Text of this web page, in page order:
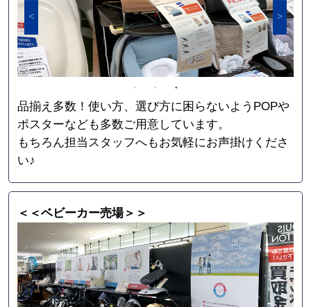
品揃え多数！使い方、選び方に困らないようPOPや
ポスターなども多数ご用意しています。
もちろん担当スタッフへもお気軽にお声掛けくださ
い♪
＜＜ベビーカー売場＞＞